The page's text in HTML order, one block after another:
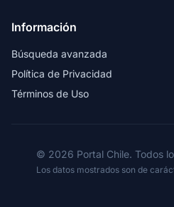
Información
Búsqueda avanzada
Política de Privacidad
Términos de Uso
© 2026 Portal Chile. Todos
Los datos mostrados son de